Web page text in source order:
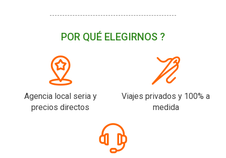
POR QUÉ ELEGIRNOS ?
Agencia local seria y
precios directos
Viajes privados y 100% a
medida